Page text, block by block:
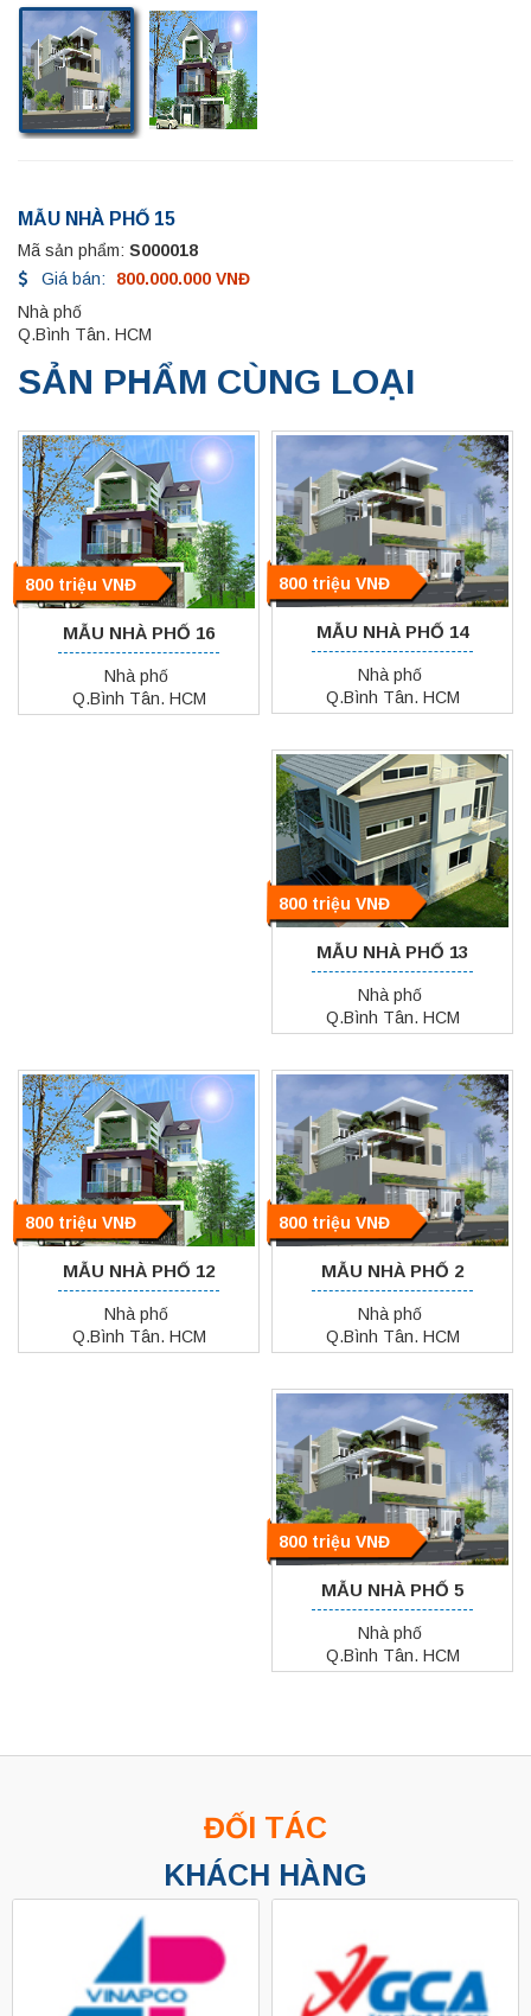
MẪU NHÀ PHỐ 15
Mã sản phẩm: S000018
Giá bán:
800.000.000 VNĐ
Nhà phố
Q.Bình Tân. HCM
SẢN PHẨM CÙNG LOẠI
800 triệu VNĐ
MẪU NHÀ PHỐ 16
Nhà phố
Q.Bình Tân. HCM
800 triệu VNĐ
MẪU NHÀ PHỐ 14
Nhà phố
Q.Bình Tân. HCM
800 triệu VNĐ
MẪU NHÀ PHỐ 13
Nhà phố
Q.Bình Tân. HCM
800 triệu VNĐ
MẪU NHÀ PHỐ 12
Nhà phố
Q.Bình Tân. HCM
800 triệu VNĐ
MẪU NHÀ PHỐ 2
Nhà phố
Q.Bình Tân. HCM
800 triệu VNĐ
MẪU NHÀ PHỐ 5
Nhà phố
Q.Bình Tân. HCM
ĐỐI TÁC
KHÁCH HÀNG